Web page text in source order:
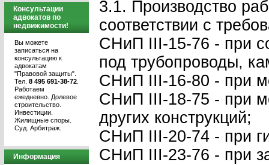
Консультации
адвокатов по
недвижимости!
Вы можете
записаться на
консультацию к
адвокатам
"Правовой защиты".
Тел. 8 495 691-38-72
Работаем
ежедневно. Долевое
строительство.
Инвестиции.
Жилищные споры.
Суд. Арбитраж.
Информация
3.1. Производство
соответствии с
СНиП III-15-76 - при
под трубопроводы,
СНиП III-16-80 - при
СНиП III-18-75 - при
других конструкций;
СНиП III-20-74 - при
СНиП III-23-76 - при